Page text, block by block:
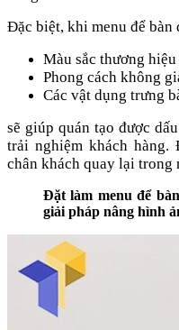
Đặc biệt, khi menu để
Màu sắc thương hiệu
Phong cách không
Các vật dụng trưng
sẽ giúp quán tạo được
trải nghiệm khách
chân khách quay lại trong
Đặt làm menu để
giải pháp nâng hình